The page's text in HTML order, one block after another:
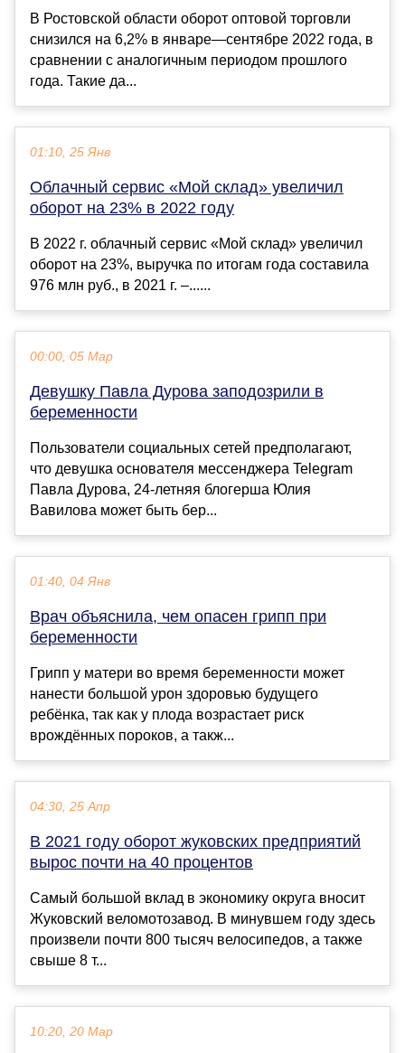
В Ростовской области оборот оптовой торговли
снизился на 6,2% в январе—сентябре 2022 года, в
сравнении с аналогичным периодом прошлого
года. Такие да...
01:10, 25 Янв
Облачный сервис «Мой склад» увеличил
оборот на 23% в 2022 году
В 2022 г. облачный сервис «Мой склад» увеличил
оборот на 23%, выручка по итогам года составила
976 млн руб., в 2021 г. –......
00:00, 05 Мар
Девушку Павла Дурова заподозрили в
беременности
Пользователи социальных сетей предполагают,
что девушка основателя мессенджера Telegram
Павла Дурова, 24-летняя блогерша Юлия
Вавилова может быть бер...
01:40, 04 Янв
Врач объяснила, чем опасен грипп при
беременности
Грипп у матери во время беременности может
нанести большой урон здоровью будущего
ребёнка, так как у плода возрастает риск
врождённых пороков, а такж...
04:30, 25 Апр
В 2021 году оборот жуковских предприятий
вырос почти на 40 процентов
Самый большой вклад в экономику округа вносит
Жуковский веломотозавод. В минувшем году здесь
произвели почти 800 тысяч велосипедов, а также
свыше 8 т...
10:20, 20 Мар